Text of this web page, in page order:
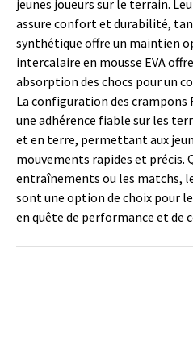
jeunes joueurs sur le terrain.
assure confort et durabilité,
synthétique offre un maintien
intercalaire en mousse EVA
absorption des chocs pour un
La configuration des crampons
une adhérence fiable sur les
et en terre, permettant aux
mouvements rapides et précis.
entraînements ou les matchs,
sont une option de choix pour
en quête de performance et de